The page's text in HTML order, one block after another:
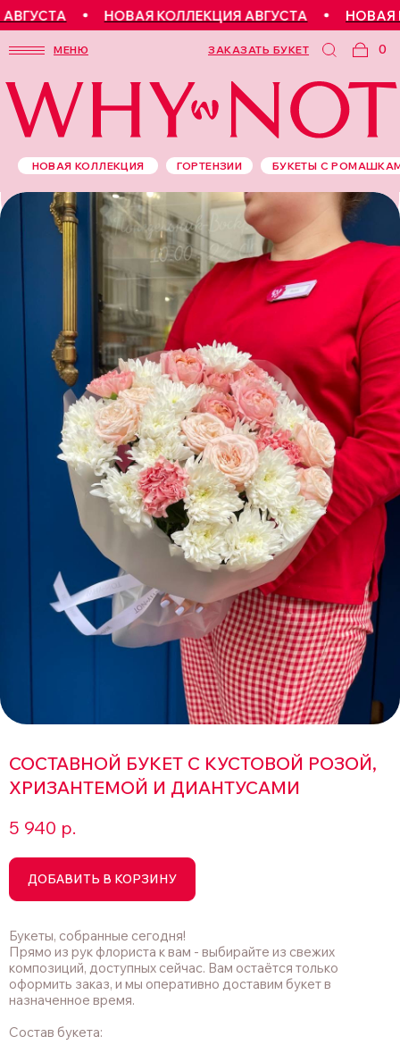
НОВАЯ КОЛЛЕКЦИЯ АВГУСТА НОВАЯ
МЕНЮ 0
ЗАКАЗАТЬ БУКЕТ
БУКЕТЫ С
НОВАЯ КОЛЛЕКЦИЯ ГОРТЕНЗИИ
СОСТАВНОЙ БУКЕТ С КУСТОВОЙ РОЗОЙ,
ХРИЗАНТЕМОЙ И ДИАНТУСАМИ
5 940 р.
ДОБАВИТЬ В КОРЗИНУ
Букеты, собранные сегодня!
Прямо из рук флориста к вам - выбирайте из свежих
композиций, доступных сейчас. Вам остаётся только
оформить заказ, и мы оперативно доставим букет в
назначенное время.
Состав букета: